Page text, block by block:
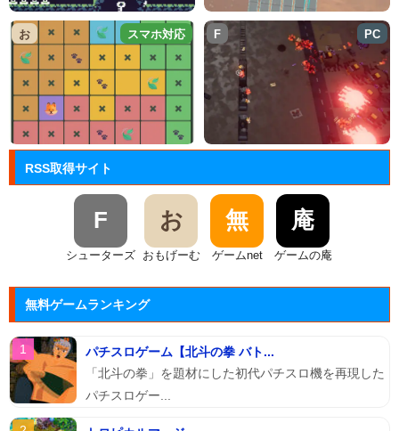
お スマホ対応 F PC
RSS取得サイト
F
シューターズ
お
おもげーむ
無
ゲームnet
庵
ゲームの庵
無料ゲームランキング
パチスロゲーム【北斗の拳 バト...
「北斗の拳」を題材にした初代パチスロ機を再現した
パチスロゲー...